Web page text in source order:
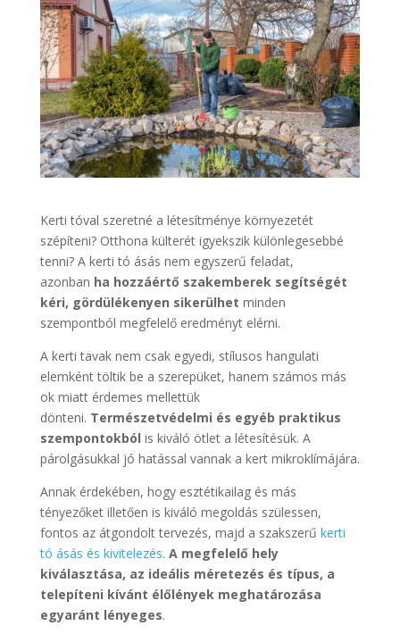
Kerti tóval szeretné a létesítménye környezetét
szépíteni? Otthona külterét igyekszik különlegesebbé
tenni? A kerti tó ásás nem egyszerű feladat,
azonban ha hozzáértő szakemberek segítségét
kéri, gördülékenyen sikerülhet minden
szempontból megfelelő eredményt elérni.
A kerti tavak nem csak egyedi, stílusos hangulati
elemként töltik be a szerepüket, hanem számos más
ok miatt érdemes mellettük
dönteni. Természetvédelmi és egyéb praktikus
szempontokból is kiváló ötlet a létesítésük. A
párolgásukkal jó hatással vannak a kert mikroklímájára.
Annak érdekében, hogy esztétikailag és más
tényezőket illetően is kiváló megoldás szülessen,
fontos az átgondolt tervezés, majd a szakszerű kerti
tó ásás és kivitelezés. A megfelelő hely
kiválasztása, az ideális méretezés és típus, a
telepíteni kívánt élőlények meghatározása
egyaránt lényeges.